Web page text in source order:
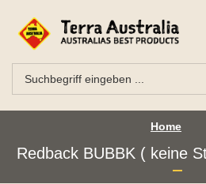
Home
Redback BUBBK ( keine